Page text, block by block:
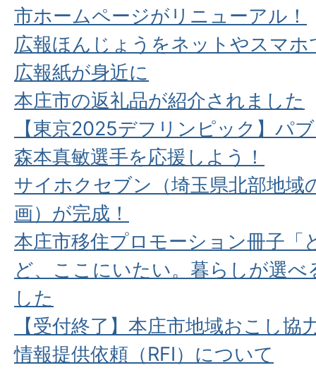
市ホームページがリニューアル！
広報ほんじょうをネットやスマ
広報紙が身近に
本庄市の返礼品が紹介されました
【東京2025デフリンピック】パ
森本真敏選手を応援しよう！
サイホクセブン（埼玉県北部地域
画）が完成！
本庄市移住プロモーション冊子「
ど、ここにいたい。暮らしが選
した
【受付終了】本庄市地域おこし協
情報提供依頼（RFI）について